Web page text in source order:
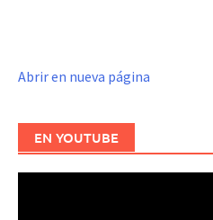
Abrir en nueva página
EN YOUTUBE